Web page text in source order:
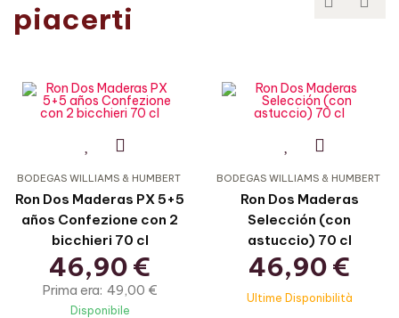
piacerti
BODEGAS WILLIAMS & HUMBERT
Ron Dos Maderas PX 5+5
años Confezione con 2
bicchieri 70 cl
46,90 €
49,00 €
Disponibile
BODEGAS WILLIAMS & HUMBERT
Ron Dos Maderas
Selección (con
astuccio) 70 cl
46,90 €
Ultime Disponibilità